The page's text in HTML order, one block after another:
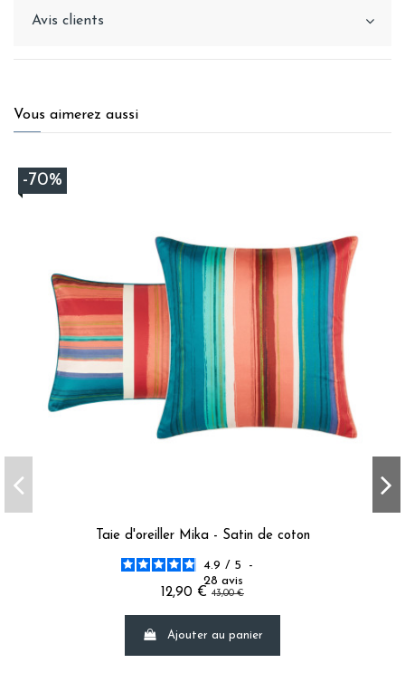
Avis clients
Vous aimerez aussi
-70%
Taie d'oreiller Mika - Satin de coton
4.9 / 5
-
28 avis
12,90 € 43,00 €
Ajouter au panier